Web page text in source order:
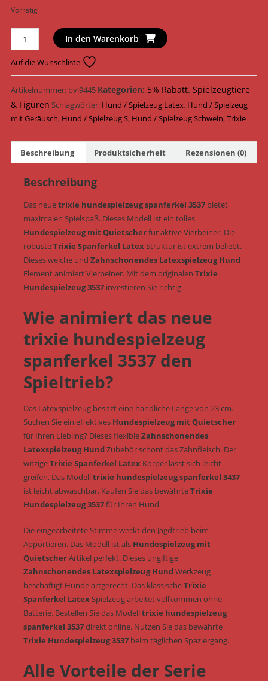
Vorrätig
Trixie
Hundespielzeug
Spanferkel
Latex
&
Geräusch
23
(Art.-
Menge
In den Warenkorb
Auf die Wunschliste
Artikelnummer: bvl9445 Kategorien: 5% Rabatt, Spielzeugtiere
& Figuren Schlagwörter: Hund / Spielzeug Latex, Hund / Spielzeug
mit Geräusch, Hund / Spielzeug S, Hund / Spielzeug Schwein,Trixie
Beschreibung Produktsicherheit Rezensionen (0)
Beschreibung
Das neuetrixie hundespielzeug spanferkel 3537bietet
maximalen Spielspaß. Dieses Modell ist ein tolles
Hundespielzeug mit Quietscherfür aktive Vierbeiner. Die
robusteTrixie Spanferkel Latex Struktur ist extrem beliebt.
Dieses weiche und Zahnschonendes Latexspielzeug Hund
Element animiert Vierbeiner. Mit dem originalen Trixie
Hundespielzeug 3537investieren Sie richtig.
Wie animiert das neue
trixie hundespielzeug
spanferkel 3537 den
Spieltrieb?
Das Latexspielzeug besitzt eine handliche Länge von 23 cm.
Suchen Sie ein effektives Hundespielzeug mit Quietscher
für Ihren Liebling? Dieses flexibleZahnschonendes
Latexspielzeug HundZubehör schont das Zahnfleisch. Der
witzigeTrixie Spanferkel Latex Körper lässt sich leicht
greifen. Das Modelltrixie hundespielzeug spanferkel 3437
ist leicht abwaschbar. Kaufen Sie das bewährteTrixie
Hundespielzeug 3537für Ihren Hund.
Die eingearbeitete Stimme weckt den Jagdtrieb beim
Apportieren. Das Modell ist als Hundespielzeug mit
QuietscherArtikel perfekt. Dieses ungiftige
Zahnschonendes Latexspielzeug HundWerkzeug
beschäftigt Hunde artgerecht. Das klassischeTrixie
Spanferkel Latex Spielzeug arbeitet vollkommen ohne
Batterie. Bestellen Sie das Modelltrixie hundespielzeug
spanferkel 3537direkt online. Nutzen Sie das bewährte
Trixie Hundespielzeug 3537beim täglichen Spaziergang.
Alle Vorteile der Serie